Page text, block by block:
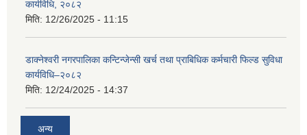
कार्यविधि, २०८२
मिति: 12/26/2025 - 11:15
डाक्नेश्वरी नगरपालिका कन्टिन्जेन्सी खर्च तथा प्राबिधिक कर्मचारी फिल्ड सुविधा
कार्यविधि–२०८२
मिति: 12/24/2025 - 14:37
अन्य